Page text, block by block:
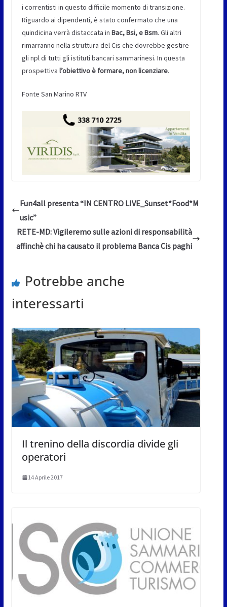
i correntisti in questo difficile momento di transizione.
Riguardo ai dipendenti, è stato confermato che una
quindicina verrà distaccata in Bac, Bsi, e Bsm. Gli altri
rimarranno nella struttura del Cis che dovrebbe gestire
gli npl di tutti gli istituti bancari sammarinesi. In questa
prospettiva l’obiettivo è formare, non licenziare.
Fonte San Marino RTV
Fun4all presenta “IN CENTRO LIVE_Sunset*Food*M
usic”
RETE-MD: Vigileremo sulle azioni di responsabilità
affinchè chi ha causato il problema Banca Cis paghi
Potrebbe anche
interessarti
Il trenino della discordia divide gli
operatori
14 Aprile 2017